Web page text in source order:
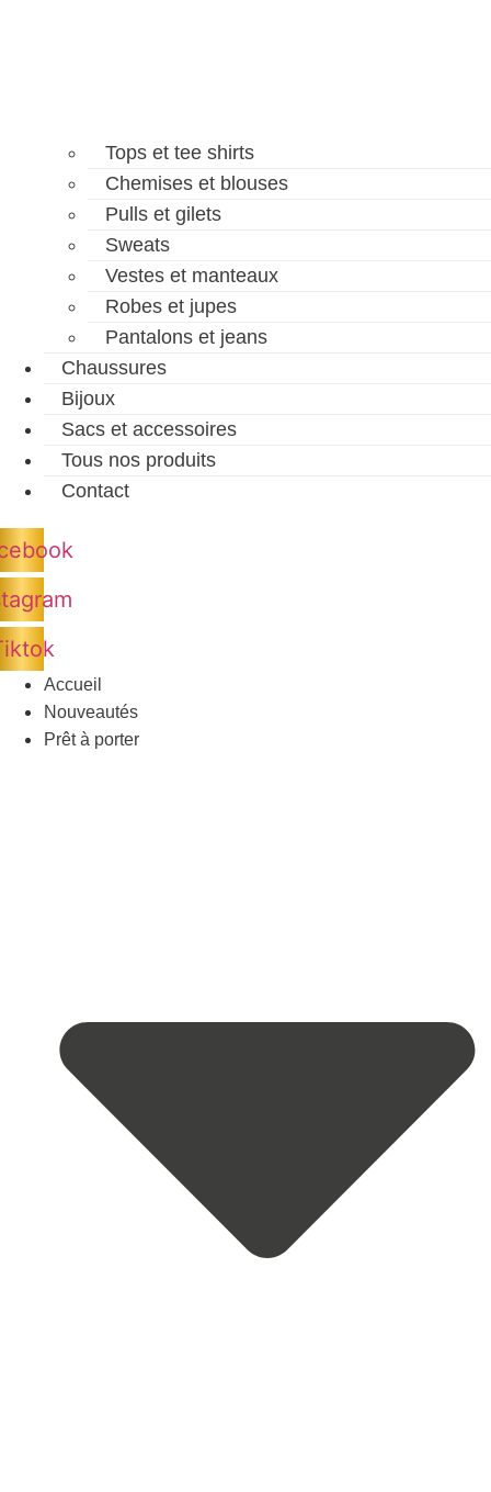
Tops et tee shirts
Chemises et blouses
Pulls et gilets
Sweats
Vestes et manteaux
Robes et jupes
Pantalons et jeans
Chaussures
Bijoux
Sacs et accessoires
Tous nos produits
Contact
Accueil
Nouveautés
Prêt à porter